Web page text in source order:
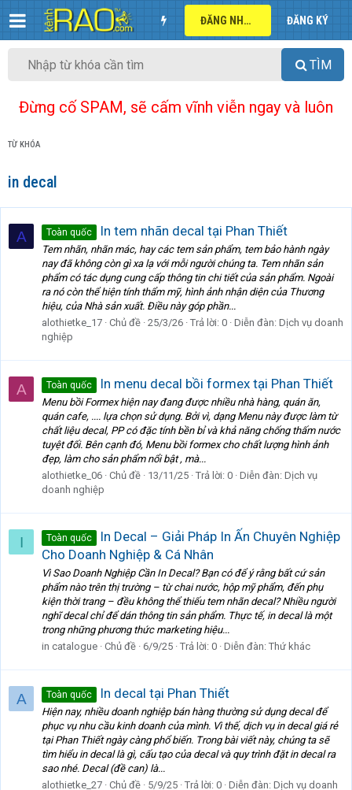
ĐĂNG NHẬP ĐĂNG KÝ
TÌM
Đừng cố SPAM, sẽ cấm vĩnh viễn ngay và luôn
TỪ KHÓA
in decal
A Toàn quốc In tem nhãn decal tại Phan Thiết
Tem nhãn, nhãn mác, hay các tem sản phẩm, tem bảo hành ngày
nay đã không còn gì xa lạ với mỗi người chúng ta. Tem nhãn sản
phẩm có tác dụng cung cấp thông tin chi tiết của sản phẩm. Ngoài
ra nó còn thể hiện tính thẩm mỹ, hình ảnh nhận diện của Thương
hiệu, của Nhà sản xuất. Điều này góp phần...
alothietke_17 Chủ đề 25/3/26 Trả lời: 0 Diễn đàn: Dịch vụ doanh
nghiệp
A Toàn quốc In menu decal bồi formex tại Phan Thiết
Menu bồi Formex hiện nay đang được nhiều nhà hàng, quán ăn,
quán cafe, .... lựa chọn sử dụng. Bởi vì, dạng Menu này được làm từ
chất liệu decal, PP có đặc tính bền bỉ và khả năng chống thấm nước
tuyệt đối. Bên cạnh đó, Menu bồi formex cho chất lượng hình ảnh
đẹp, làm cho sản phẩm nổi bật , mà...
alothietke_06 Chủ đề 13/11/25 Trả lời: 0 Diễn đàn: Dịch vụ
doanh nghiệp
I Toàn quốc
In Decal – Giải Pháp In Ấn Chuyên Nghiệp
Cho Doanh Nghiệp & Cá Nhân
Vì Sao Doanh Nghiệp Cần In Decal? Bạn có để ý rằng bất cứ sản
phẩm nào trên thị trường – từ chai nước, hộp mỹ phẩm, đến phụ
kiện thời trang – đều không thể thiếu tem nhãn decal? Nhiều người
nghĩ decal chỉ để dán thông tin sản phẩm. Thực tế, in decal là một
trong những phương thức marketing hiệu...
in catalogue Chủ đề 6/9/25 Trả lời: 0 Diễn đàn: Thứ khác
A Toàn quốc In decal tại Phan Thiết
Hiện nay, nhiều doanh nghiệp bán hàng thường sử dụng decal để
phục vụ nhu cầu kinh doanh của mình. Vì thế, dịch vụ in decal giá rẻ
tại Phan Thiết ngày càng phổ biến. Trong bài viết này, chúng ta sẽ
tìm hiểu in decal là gì, cấu tạo của decal và quy trình đặt in decal ra
sao nhé. Decal (đề can) là...
alothietke_27 Chủ đề 5/9/25 Trả lời: 0 Diễn đàn: Dịch vụ doanh